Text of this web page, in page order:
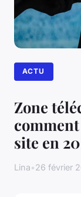
ACTU
Zone
site en
Lina•26 février